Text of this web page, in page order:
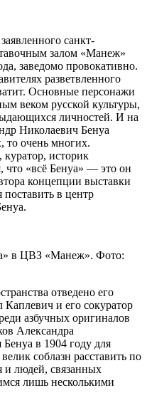
санкт-
залом «Манеж»
заведомо провокативно.
разветвленного
Основные персонажи
веком русской культуры,
личностей. И на
Николаевич Бенуа
то очень многих.
историк
что «всё Бенуа» — это он
концепции выставки
в центр
в ЦВЗ «Манеж». Фото:
отведено его
Каплевич и его сокуратор
азбучных оригиналов
Александра
в 1904 году для
соблазн расставить по
и людей, связанных
лишь несколькими